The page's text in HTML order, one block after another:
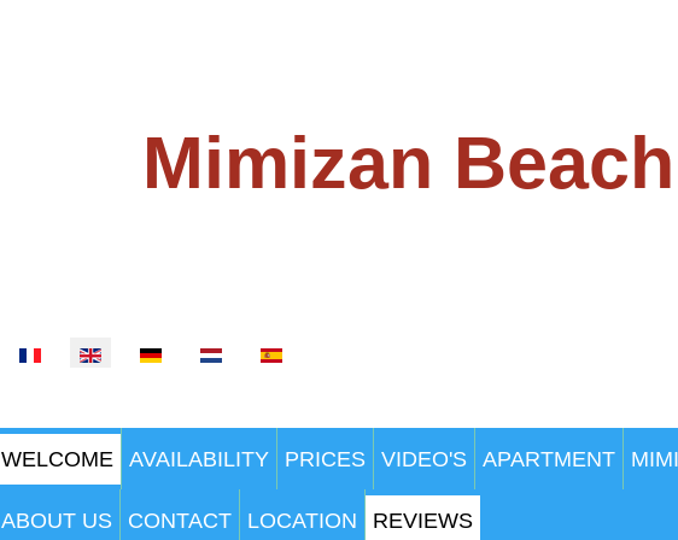
Mimizan Beach
Select your language
WELCOME AVAILABILITY PRICES VIDEO'S APARTMENT
ABOUT US CONTACT LOCATION REVIEWS